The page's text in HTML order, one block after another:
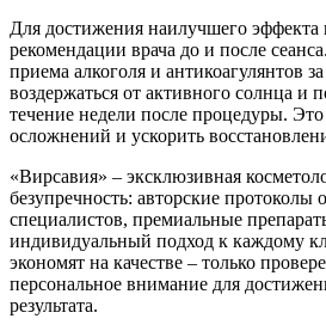
Для достижения наилучшего эффекта
рекомендации врача до и после
приема алкоголя и антикоагулянтов
воздержаться от активного солнца и
течение недели после процедуры.
осложнений и ускорить
«Вирсавия» – эксклюзивная
безупречность: авторские протоколы
специалистов, премиальные
индивидуальный подход к каждому
экономят на качестве – только
персональное внимание для
результата.